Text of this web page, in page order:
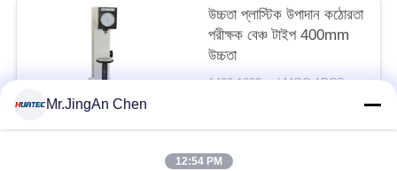
উচ্চতা প্লাস্টিক উপাদান কঠোরতা
পরীক্ষক বেঞ্চ টাইপ 400mm
উচ্চতা
1400-1600usd MOQ:1PCS
Mr.JingAn Chen
12:54 PM